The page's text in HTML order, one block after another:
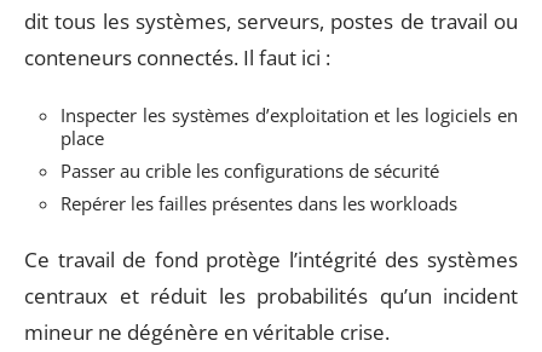
dit tous les systèmes, serveurs, postes de travail ou
conteneurs connectés. Il faut ici :
Inspecter les systèmes d’exploitation et les logiciels en
place
Passer au crible les configurations de sécurité
Repérer les failles présentes dans les workloads
Ce travail de fond protège l’intégrité des systèmes
centraux et réduit les probabilités qu’un incident
mineur ne dégénère en véritable crise.